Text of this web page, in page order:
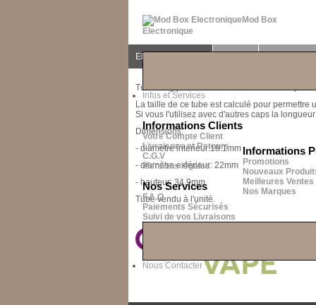
Mod Box
Electronique
Infos et Services
Informations Clients
Votre Compte Client
Livraisons et Retours
C.G.V
Mentions légales
Nos Services
F.A.Q
Paiements Sécurisés
Suivi de vos Livraisons
Informations
Promotions
Nouveaux
Meilleures Ventes
Nos Marques
Nous Contacter
EN SAVOIR PLUS
Tube long pour le réservoir Global RR22 (ne
La taille de ce tube est calculé pour permettre
Si vous l'utilisez avec d'autres caps la
Dimensions:
- diamètre intérieur:18.1mm
- diamètre extérieur: 22mm
- hauteur: 34.9mm
Tube vendu à l'unité.